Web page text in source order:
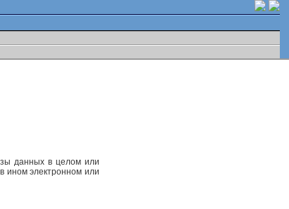
данных в целом или
ином электронном или